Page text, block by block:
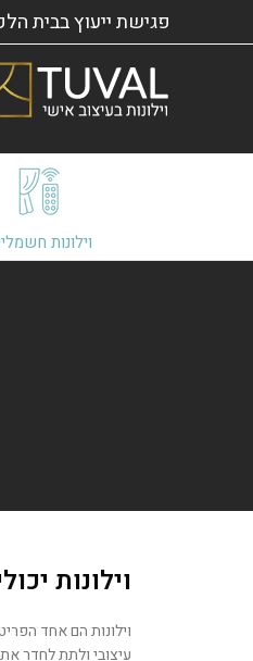
פגישת ייעוץ בבית
וילונות
וילונות
וילונות הם אחד
עיצובי ולתת לחדר